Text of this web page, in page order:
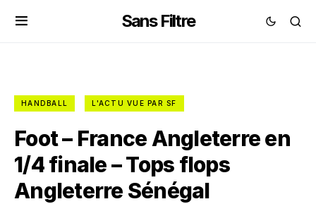
Sans Filtre
HANDBALL L'ACTU VUE PAR SF
Foot – France Angleterre en
1/4 finale – Tops flops
Angleterre Sénégal